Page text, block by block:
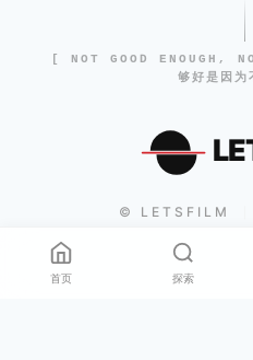
[ NOT GOOD ENOUGH,
够好是因
© LETSFILM
首页 探索